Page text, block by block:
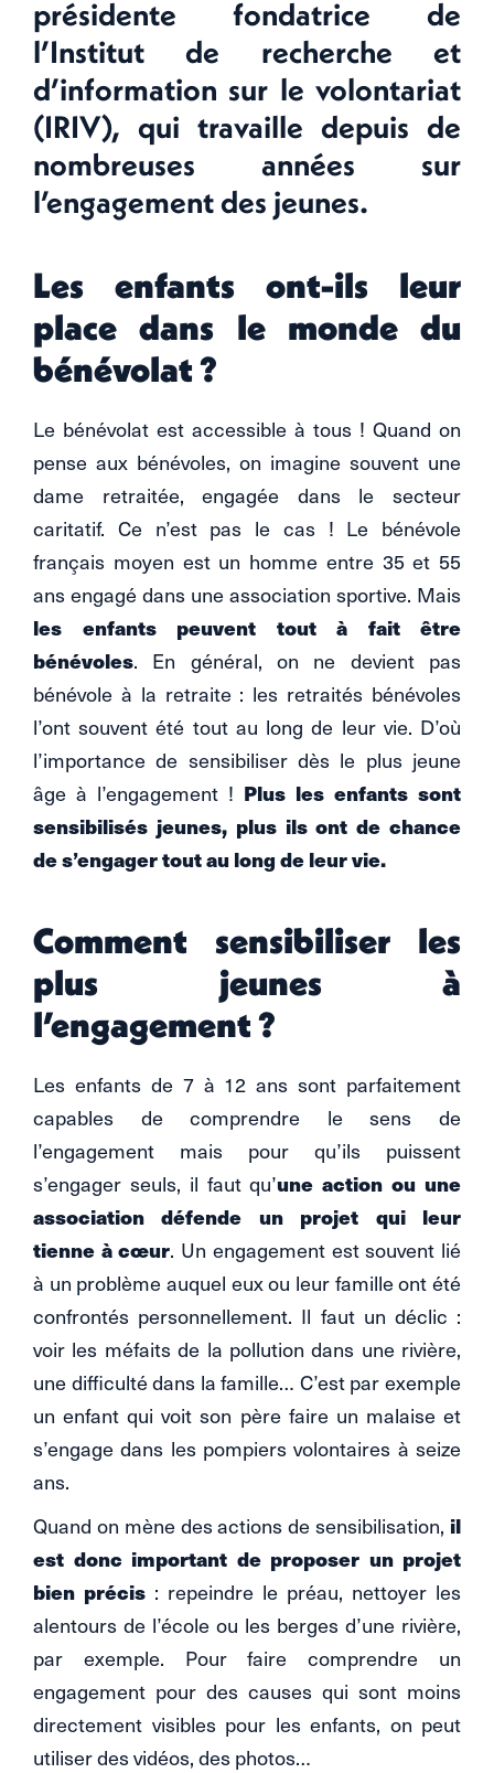
présidente fondatrice de
l’Institut de recherche et
d’information sur le volontariat
(IRIV), qui travaille depuis de
nombreuses années sur
l’engagement des jeunes.
Les enfants ont-ils leur
place dans le monde du
bénévolat ?
Le bénévolat est accessible à tous ! Quand on
pense aux bénévoles, on imagine souvent une
dame retraitée, engagée dans le secteur
caritatif. Ce n’est pas le cas ! Le bénévole
français moyen est un homme entre 35 et 55
ans engagé dans une association sportive. Mais
les enfants peuvent tout à fait être
bénévoles. En général, on ne devient pas
bénévole à la retraite : les retraités bénévoles
l’ont souvent été tout au long de leur vie. D’où
l’importance de sensibiliser dès le plus jeune
âge à l’engagement ! Plus les enfants sont
sensibilisés jeunes, plus ils ont de chance
de s’engager tout au long de leur vie.
Comment sensibiliser les
plus jeunes à
l’engagement ?
Les enfants de 7 à 12 ans sont parfaitement
capables de comprendre le sens de
l’engagement mais pour qu’ils puissent
s’engager seuls, il faut qu’une action ou une
association défende un projet qui leur
tienne à cœur. Un engagement est souvent lié
à un problème auquel eux ou leur famille ont été
confrontés personnellement. Il faut un déclic :
voir les méfaits de la pollution dans une rivière,
une difficulté dans la famille… C’est par exemple
un enfant qui voit son père faire un malaise et
s’engage dans les pompiers volontaires à seize
ans.
Quand on mène des actions de sensibilisation, il
est donc important de proposer un projet
bien précis : repeindre le préau, nettoyer les
alentours de l’école ou les berges d’une rivière,
par exemple. Pour faire comprendre un
engagement pour des causes qui sont moins
directement visibles pour les enfants, on peut
utiliser des vidéos, des photos…